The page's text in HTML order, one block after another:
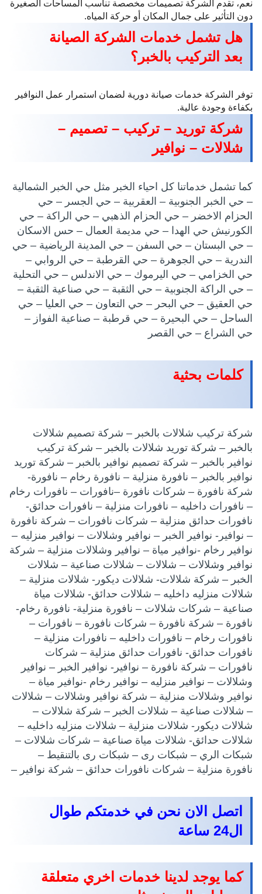
نعم، تقدم الشركة تصميمات مخصصة تناسب المساحات الصغيرة
دون التأثير على جمال المكان أو حركة المياه.
هل تشمل خدمات الشركة الصيانة
بعد التركيب بالخبر؟
توفر الشركة خدمات صيانة دورية لضمان استمرار عمل النوافير
بكفاءة وجودة عالية.
شركة توريد – تركيب – تصميم –
شلالات – نوافير
كما تشمل خدماتنا كل احياء الخبر مثل حي الخبر الشمالية
– حي الخبر الجنوبية – العقربية – حي الجسر – حي
الحزام الاخضر – حي الحزام الذهبي – حي الراكة – حي
الكورنيش حي الهدا – حي مديمة العمال – حس الاسكان
– حي البستان – حي السفن – حي المدينة الرياضية – حي
الندرية – حي الجوهرة – حي القرطبة – حي الروابي –
حي الخزامي – حي اليرموك – حي الاندلس – حي التحلية
– حي الراكة الجنوبية – حي الثقبة – حي صناعية الثقبة –
حي العقيق – حي البحر – حي التعاون – حي العليا – حي
الساحل – حي البحيرة – حي قرطبة – صناعية الفواز –
حي الشراع – حي القصر
كلمات بحثية
شركة تركيب شلالات بالخبر – شركة تصميم شلالات
بالخبر – شركة توريد شلالات بالخبر – شركة تركيب
نوافير بالخبر – شركة تصميم نوافير بالخبر – شركة توريد
نوافير بالخبر – نافورة منزلية – نافورة رخام – نافورة-
شركة نافورة – شركات نافورة –نافورات – نافورات رخام
– نافورات داخليه – نافورات منزلية – نافورات حدائق-
نافورات حدائق منزلية – شركات نافورات – شركة نافورة
– نوافير- نوافير الخبر – نوافير وشلالات – نوافير منزليه –
نوافير رخام -نوافير مياة – نوافير وشلالات منزلية – شركة
نوافير وشلالات – شلالات – شلالات صناعية – شلالات
الخبر – شركة شلالات- شلالات ديكور- شلالات منزلية –
شلالات منزليه داخليه – شلالات حدائق- شلالات مياة
صناعية – شركات شلالات – نافورة منزلية- نافورة رخام-
نافورة – شركة نافورة – شركات نافورة – نافورات –
نافورات رخام – نافورات داخليه – نافورات منزلية –
نافورات حدائق- نافورات حدائق منزلية – شركات
نافورات – شركة نافورة – نوافير- نوافير الخبر – نوافير
وشلالات – نوافير منزليه – نوافير رخام -نوافير مياة –
نوافير وشلالات منزلية – شركة نوافير وشلالات – شلالات
– شلالات صناعية – شلالات الخبر – شركة شلالات –
شلالات ديكور- شلالات منزلية – شلالات منزليه داخليه –
شلالات حدائق- شلالات مياة صناعية – شركات شلالات –
شبكات الري – شبكات رى – شبكات رى بالتنقيط –
نافورة منزلية – شركات نافورات حدائق – شركة نوافير –
اتصل الان نحن في خدمتكم طوال
ال24 ساعة
كما يوجد لدينا خدمات اخري متعلقة